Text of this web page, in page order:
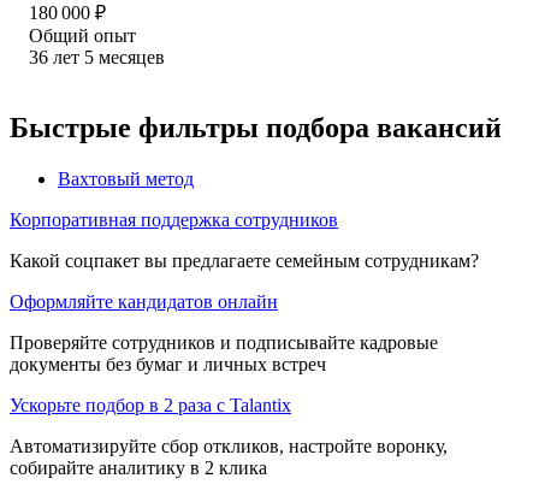
180 000 ₽
Общий опыт
36 лет 5 месяцев
Быстрые фильтры подбора вакансий
Вахтовый метод
Корпоративная поддержка сотрудников
Какой соцпакет вы предлагаете семейным сотрудникам?
Оформляйте кандидатов онлайн
Проверяйте сотрудников и подписывайте кадровые
документы без бумаг и личных встреч
Ускорьте подбор в 2 раза с Talantix
Автоматизируйте сбор откликов, настройте воронку,
собирайте аналитику в 2 клика